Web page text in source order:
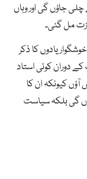
جاؤں گی اور وہاں
مل گئی۔
یادوں کا ذکر
دوران کوئی استاد
آؤں کیونکہ ان کا
گی بلکہ سیاست